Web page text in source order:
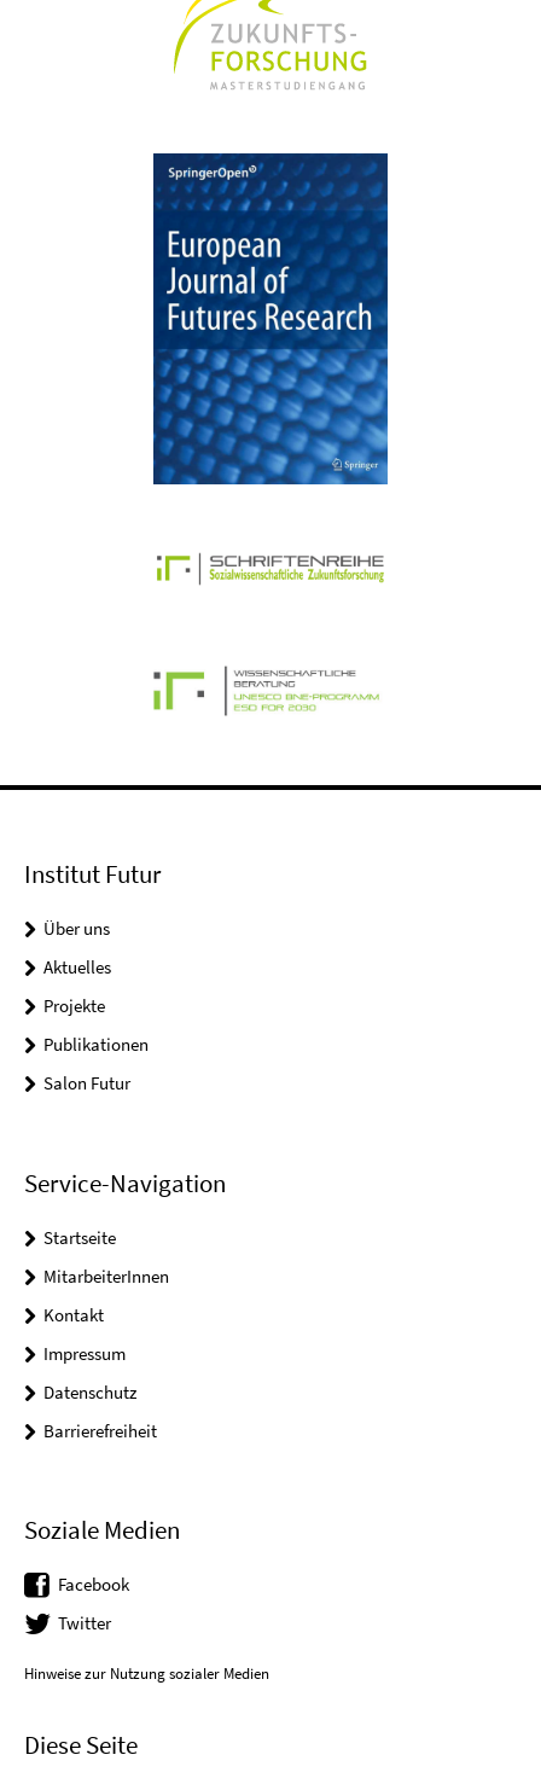
Institut Futur
Über uns
Aktuelles
Projekte
Publikationen
Salon Futur
Service-Navigation
Startseite
MitarbeiterInnen
Kontakt
Impressum
Datenschutz
Barrierefreiheit
Soziale Medien
Facebook
Twitter
Hinweise zur Nutzung sozialer Medien
Diese Seite